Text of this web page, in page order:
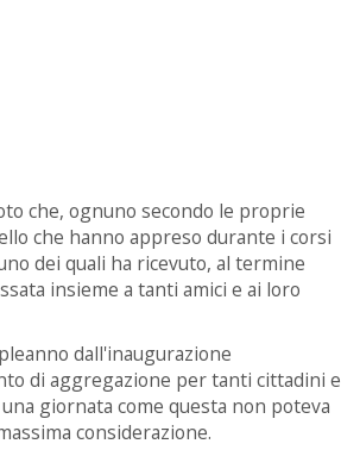
che, ognuno secondo le proprie
che hanno appreso durante i corsi
dei quali ha ricevuto, al termine
insieme a tanti amici e ai loro
dall'inaugurazione
di aggregazione per tanti cittadini e
giornata come questa non poteva
considerazione.